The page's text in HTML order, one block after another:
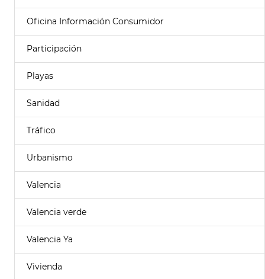
Oficina Información Consumidor
Participación
Playas
Sanidad
Tráfico
Urbanismo
Valencia
Valencia verde
Valencia Ya
Vivienda